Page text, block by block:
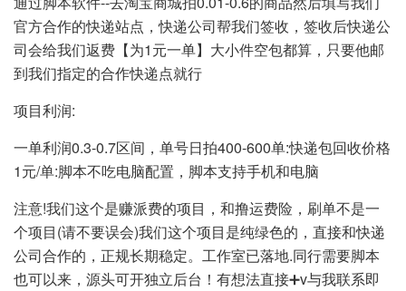
官方合作的快递站点，快递公司帮我们签收，签收后快递公
司会给我们返费【为1元一单】大小件空包都算，只要他邮
到我们指定的合作快递点就行
项目利润:
一单利润0.3-0.7区间，单号日拍400-600单:快递包回收价格
1元/单:脚本不吃电脑配置，脚本支持手机和电脑
注意!我们这个是赚派费的项目，和撸运费险，刷单不是一
个项目(请不要误会)我们这个项目是纯绿色的，直接和快递
公司合作的，正规长期稳定。工作室已落地.同行需要脚本
也可以来，源头可开独立后台！有想法直接➕v与我联系即